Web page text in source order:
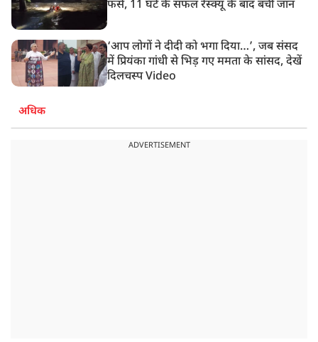
फंसे, 11 घंटे के सफल रेस्क्यू के बाद बची जान
‘आप लोगों ने दीदी को भगा दिया…’, जब संसद
में प्रियंका गांधी से भिड़ गए ममता के सांसद, देखें
दिलचस्प Video
अधिक
ADVERTISEMENT